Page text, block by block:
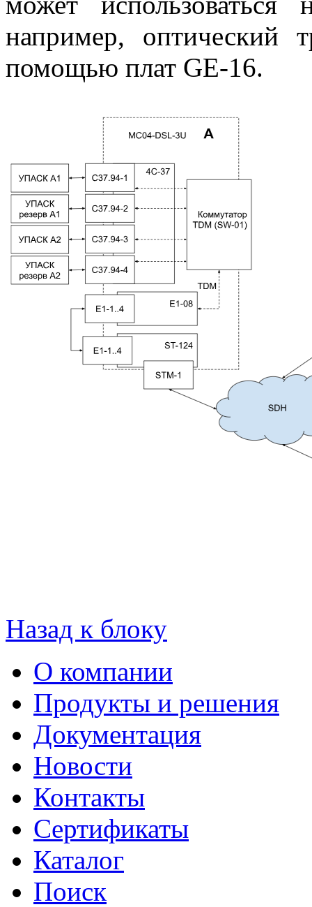
например, оптический
помощью плат GE-16.
Назад к блоку
О компании
Продукты и решения
Документация
Новости
Контакты
Сертификаты
Каталог
Поиск